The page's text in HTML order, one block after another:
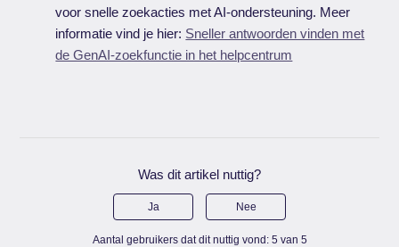
voor snelle zoekacties met AI-ondersteuning. Meer
informatie vind je hier: Sneller antwoorden vinden met
de GenAI-zoekfunctie in het helpcentrum
Was dit artikel nuttig?
Ja Nee
Aantal gebruikers dat dit nuttig vond: 5 van 5